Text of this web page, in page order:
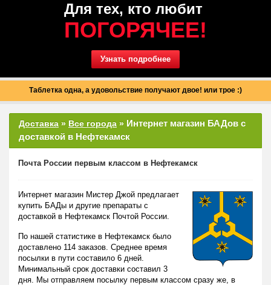
Для тех, кто любит
ПОГОРЯЧЕЕ!
Узнать подробнее
Таблетка одна, а удовольствие получают двое! или трое :)
Доставка » Все города » Интернет магазин БАДов с
доставкой в Нефтекамск
Почта России первым классом в Нефтекамск
Интернет магазин Мистер Джой предлагает
купить БАДы и другие препараты с
доставкой в Нефтекамск Почтой России.
По нашей статистике в Нефтекамск было
доставлено 114 заказов. Среднее время
посылки в пути составило 6 дней.
Минимальный срок доставки составил 3
дня. Мы отправляем посылку первым классом сразу же, в